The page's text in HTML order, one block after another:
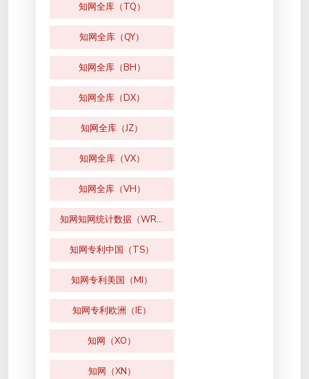
知网全库（TQ）
知网全库（QY）
知网全库（BH）
知网全库（DX）
知网全库（JZ）
知网全库（VX）
知网全库（VH）
知网知网统计数据（WR）
知网专利中国（TS）
知网专利美国（MI）
知网专利欧洲（IE）
知网（XO）
知网（XN）